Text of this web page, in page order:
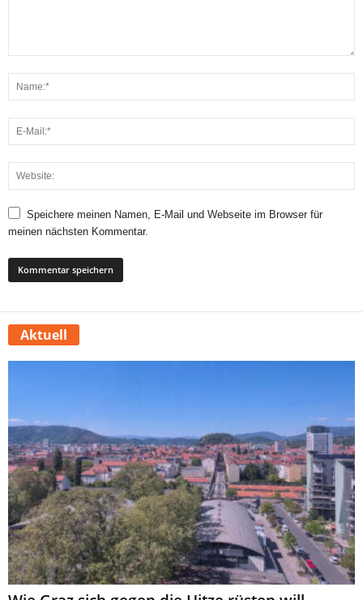
Speichere meinen Namen, E-Mail und Webseite im Browser für
meinen nächsten Kommentar.
Aktuell